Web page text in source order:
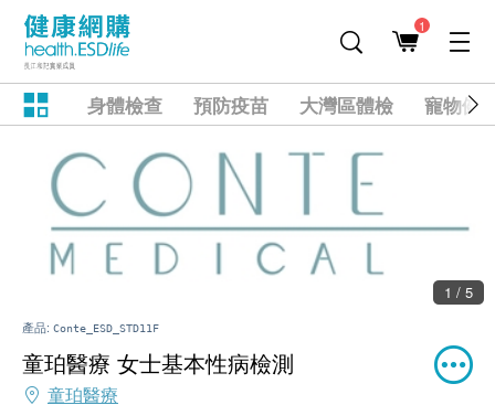
1
身體檢查 預防疫苗 大灣區體檢 寵物健
1 / 5
產品: Conte_ESD_STD11F
童珀醫療 女士基本性病檢測
童珀醫療